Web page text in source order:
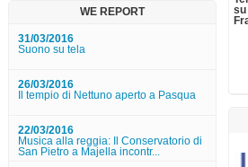
WE REPORT
Luzenberger Bando assegnazione
31/03/2016
Suono su tela
26/03/2016
Il tempio di Nettuno aperto a Pasqua
22/03/2016
Musica alla reggia: Il Conservatorio di
San Pietro a Majella incontr...